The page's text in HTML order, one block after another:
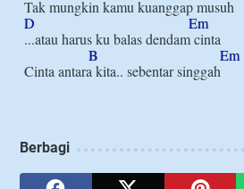
D
Em
...atau harus ku balas dendam cinta
B
Em
Berbagi